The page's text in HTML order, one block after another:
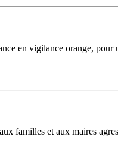
en vigilance orange,
et aux maires